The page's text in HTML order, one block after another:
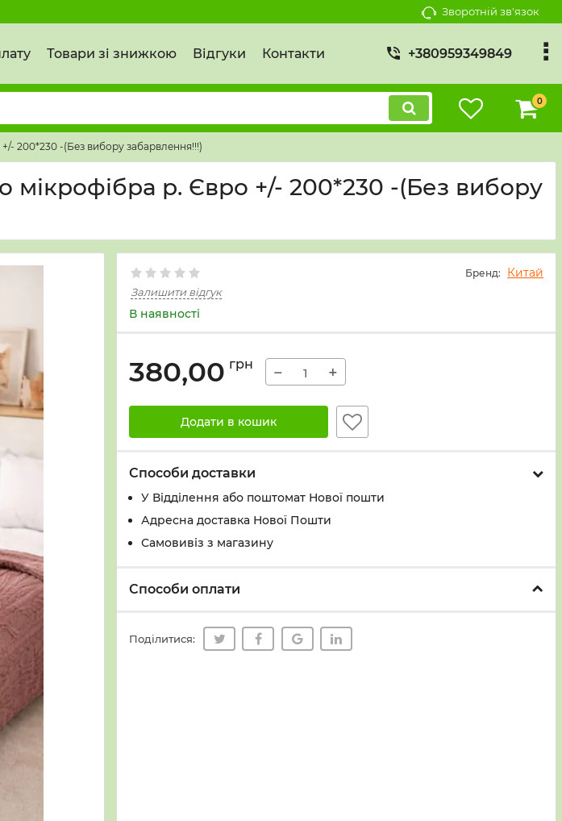
Зворотній зв'язок
Товари зі знижкою Відгуки Контакти +380959349849
0
200*230 -(Без вибору забарвлення!!!)
р. Євро +/- 200*230 -(Без вибору
Бренд: Китай
Залишити відгук
В наявності
380,00 грн − +
Додати в кошик
Способи доставки
У Вiддiлення або поштомат Нової пошти
Адресна доставка Нової Пошти
Самовивіз з магазину
Способи оплати
Поділитися: